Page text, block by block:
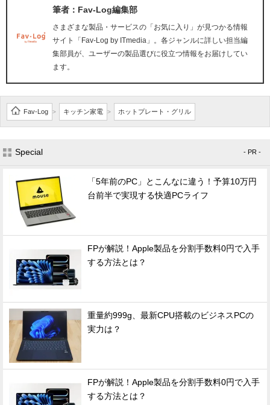
筆者：Fav-Log編集部
さまざまな製品・サービスの「お気に入り」が見つかる情報
サイト「Fav-Log by ITmedia」。各ジャンルに詳しい担当編
集部員が、ユーザーの製品選びに役立つ情報をお届けしてい
ます。
Fav-Log > キッチン家電 > ホットプレート・グリル
Special - PR -
「5年前のPC」とこんなに違う！予算10万円
台前半で実現する快適PCライフ
FPが解説！Apple製品を分割手数料0円で入手
する方法とは？
重量約999g、最新CPU搭載のビジネスPCの
実力は？
FPが解説！Apple製品を分割手数料0円で入手
する方法とは？